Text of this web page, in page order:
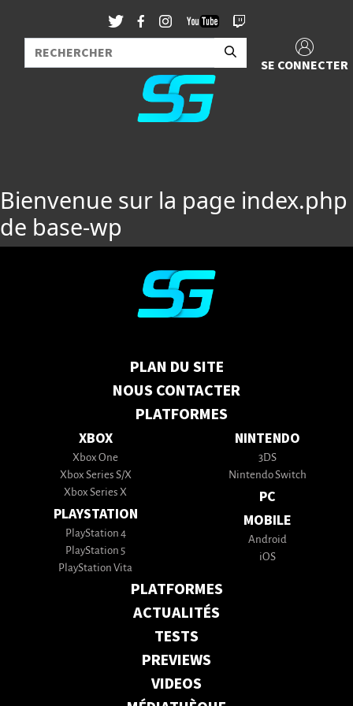
SE CONNECTER
Bienvenue sur la page index.php
de base-wp
PLAN DU SITE
NOUS CONTACTER
PLATFORMES
XBOX
Xbox One
Xbox Series S/X
Xbox Series X
PLAYSTATION
PlayStation 4
PlayStation 5
PlayStation Vita
NINTENDO
3DS
Nintendo Switch
PC
MOBILE
Android
iOS
PLATFORMES
ACTUALITÉS
TESTS
PREVIEWS
VIDEOS